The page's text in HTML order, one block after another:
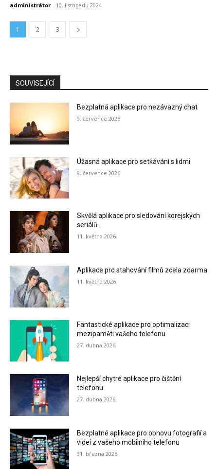
administrátor - 10. listopadu 2024
1 2 3
SOUVISEJÍCÍ
Bezplatná aplikace pro nezávazný chat
9. července 2026
Úžasná aplikace pro setkávání s lidmi
9. července 2026
Skvělá aplikace pro sledování korejských
seriálů.
11. května 2026
Aplikace pro stahování filmů zcela zdarma
11. května 2026
Fantastické aplikace pro optimalizaci
mezipaměti vašeho telefonu
27. dubna 2026
Nejlepší chytré aplikace pro čištění
telefonu
27. dubna 2026
Bezplatné aplikace pro obnovu fotografií a
videí z vašeho mobilního telefonu
31. března 2026